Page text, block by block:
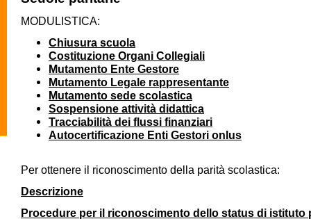
MODULISTICA:
Chiusura scuola
Costituzione Organi Collegiali
Mutamento Ente Gestore
Mutamento Legale rappresentante
Mutamento sede scolastica
Sospensione attività didattica
Tracciabilità dei flussi finanziari
Autocertificazione Enti Gestori onlus
Per ottenere il riconoscimento della parità scolastica:
Descrizione
Procedure per il riconoscimento dello status di istituto